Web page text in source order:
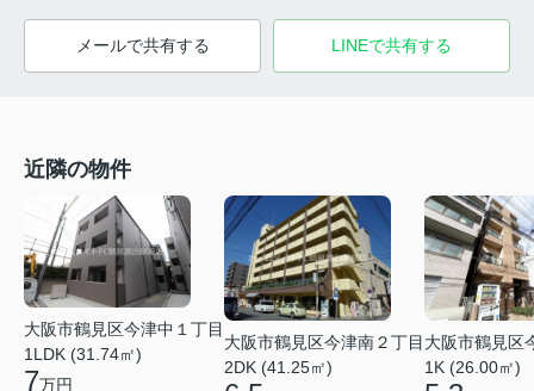
メールで共有する LINEで共有する
近隣の物件
大阪市鶴見区今津中１丁目
1LDK (31.74㎡)
7万円
大阪市鶴見区今津南２丁目
2DK (41.25㎡)
大阪市鶴見区
1K (26.00㎡)